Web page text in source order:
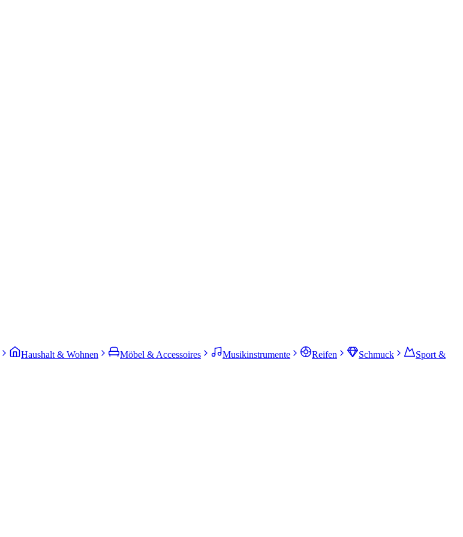
Haushalt & Wohnen Möbel & Accessoires Musikinstrumente Reifen Schmuck
Sport &